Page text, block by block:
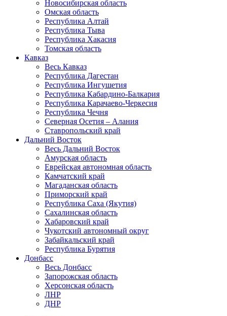
Новосибирская область
Омская область
Республика Алтай
Республика Тыва
Республика Хакасия
Томская область
Кавказ
Весь Кавказ
Республика Дагестан
Республика Ингушетия
Республика Кабардино-Балкария
Республика Карачаево-Черкесия
Республика Чечня
Северная Осетия – Алания
Ставропольский край
Дальний Восток
Весь Дальний Восток
Амурская область
Еврейская автономная область
Камчатский край
Магаданская область
Приморский край
Республика Саха (Якутия)
Сахалинская область
Хабаровский край
Чукотский автономный округ
Забайкальский край
Республика Бурятия
Донбасс
Весь Донбасс
Запорожская область
Херсонская область
ЛНР
ДНР